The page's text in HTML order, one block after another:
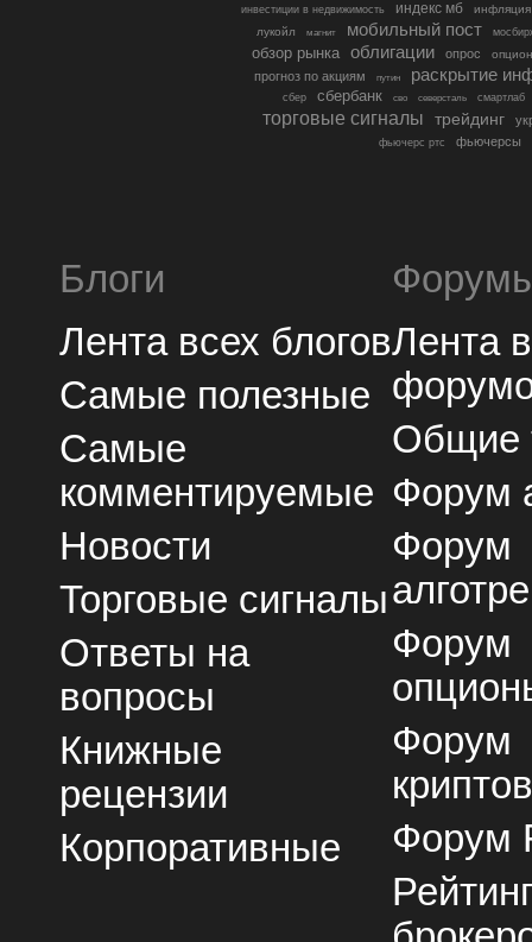
инвестиции в недвижимость индекс мб
инфляция
лукойл
магнит мобильный пост
обзор рынка облигации опрос
прогноз по акциям путин раскрытие
сбер сбербанк сво северсталь смартлаб
торговые сигналы трейдинг
фьючерс ртс фьючерсы
Блоги
Лента всех блогов
Самые полезные
Самые
комментируемые
Новости
Торговые сигналы
Ответы на
вопросы
Книжные
рецензии
Корпоративные
Лента
Общие
Форум
Форум
Форум
Форум
Форум